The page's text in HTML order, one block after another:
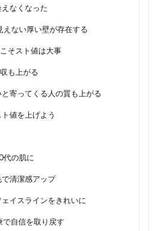
なくなった
えない厚い壁が存在する
そスト値は大事
も上がる
寄ってくる人の質も上がる
値を上げよう
代の肌に
清潔感アップ
イスラインをきれいに
で自信を取り戻す